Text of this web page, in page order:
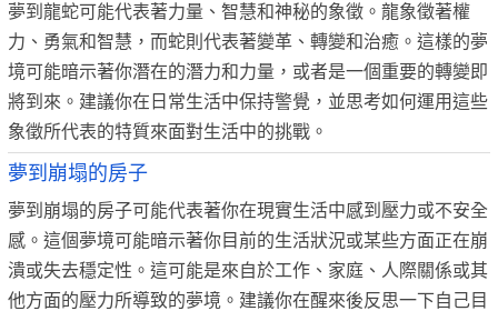
夢到龍蛇可能代表著力量、智慧和神秘的象徵。龍象徵著權
力、勇氣和智慧，而蛇則代表著變革、轉變和治癒。這樣的夢
境可能暗示著你潛在的潛力和力量，或者是一個重要的轉變即
將到來。建議你在日常生活中保持警覺，並思考如何運用這些
象徵所代表的特質來面對生活中的挑戰。
夢到崩塌的房子
夢到崩塌的房子可能代表著你在現實生活中感到壓力或不安全
感。這個夢境可能暗示著你目前的生活狀況或某些方面正在崩
潰或失去穩定性。這可能是來自於工作、家庭、人際關係或其
他方面的壓力所導致的夢境。建議你在醒來後反思一下自己目